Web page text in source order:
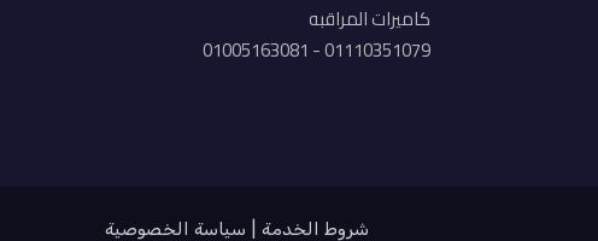
كاميرات المراقبه
01110351079 - 01005163081
شروط الخدمة سياسة الخصوصية